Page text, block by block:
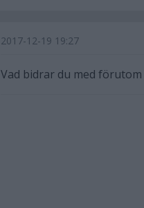
2017-12-19 19:27
Vad bidrar du med